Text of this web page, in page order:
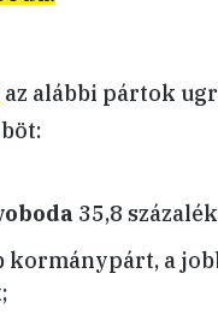
az alábbi pártok
35,8
kormánypárt, a